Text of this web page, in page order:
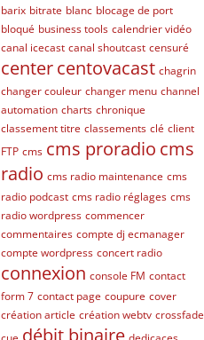
barix bitrate blanc blocage de port
bloqué business tools calendrier vidéo
canal icecast canal shoutcast censuré
centercentovacast chagrin
changer couleur changer menu channel
automation charts chronique
classement titre classements clé client
FTP cms cms proradio cms
radio cms radio maintenance cms
radio podcast cms radio réglages cms
radio wordpress commencer
commentaires compte dj ecmanager
compte wordpress concert radio
connexion console FM contact
form 7 contact page coupure cover
création article création webtv crossfade
débit binaire